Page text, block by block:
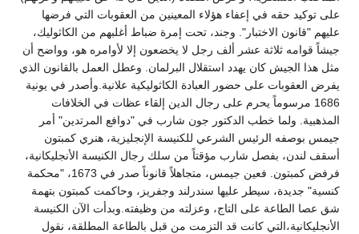
على توكيد حقه في إعفاء هؤلاء المعينين من العقوبات التي فرضها
عليهم "قانون الاختبار". وجند، تحت إمرة ضباط أغلبهم من الكاثوليك،
جيشاً قوامه ثلاثة عشر ألف رجل لا يخضعون إلا لأوامره هو، وواضح أن
مثل هذا الجيش كان يهدد استقلال البرلمان. وعطل العمل بالقانون الذي
يفرض العقوبات على حضور العبادة الكاثوليكية علانية.وأصدر في يونية
1686 مرسوماً يحرم على رجال الدين إلقاء عظات في الخلافات
المذهبية. ولما خطب الدكتور جون شارب في "دوافع المرتدين" أمر
جيمس بوصفه الرئيس الشرعي للكنيسة الإنجليزية، هنري كمبتون
أسقف لندن، بفصل شارب مؤقتاً من سلك رجال الكنيسة الأنجليكانية،
فرفض كمبتون. فعين جيمس، متجاهلاً قانوناً صدر في 1673، "محكمة
كنسية" جديدة، سيطر عليها سندرلند وجفريز، وحاكمت كمبتون بتهمة
شق عصا الطاعة على التاج، وعزلته من وظيفته.وبدأت الآن الكنيسة
الأنجليكانية،التي كانت قد التزمت من قبل بالطاعة المطلقة، نقول